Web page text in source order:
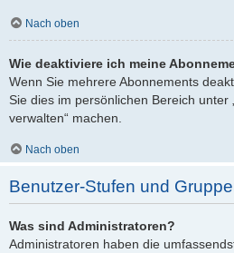
Nach oben
Wie deaktiviere ich meine
Wenn Sie mehrere Abonnements
Sie dies im persönlichen Bereich unter
verwalten“ machen.
Nach oben
Benutzer-Stufen und
Was sind Administratoren?
Administratoren haben die